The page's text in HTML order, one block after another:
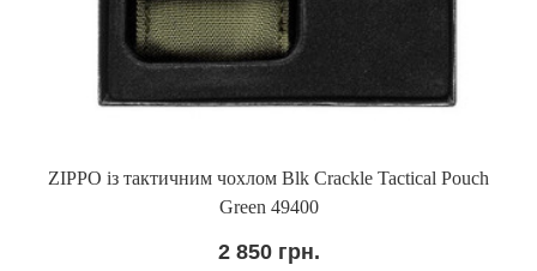
ZIPPO із тактичним чохлом Blk Crackle Tactical Pouch
Green 49400
2 850 грн.